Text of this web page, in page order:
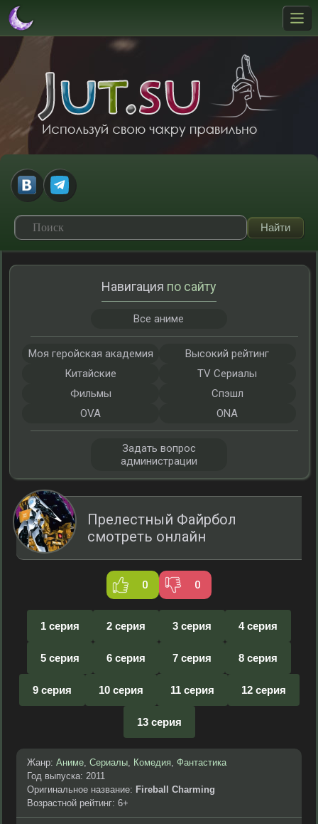
Прелестный Файрбол
смотреть онлайн
0 0
1 серия 2 серия 3 серия 4 серия
5 серия 6 серия 7 серия 8 серия
9 серия 10 серия 11 серия 12 серия
13 серия
Жанр: Аниме, Сериалы, Комедия, Фантастика
Год выпуска: 2011
Оригинальное название: Fireball Charming
Возрастной рейтинг: 6+
Навигация по сайту
Все аниме
Моя геройская академия
Высокий рейтинг
Китайские
TV Сериалы
Фильмы
Спэшл
OVA
ONA
Задать вопрос
администрации